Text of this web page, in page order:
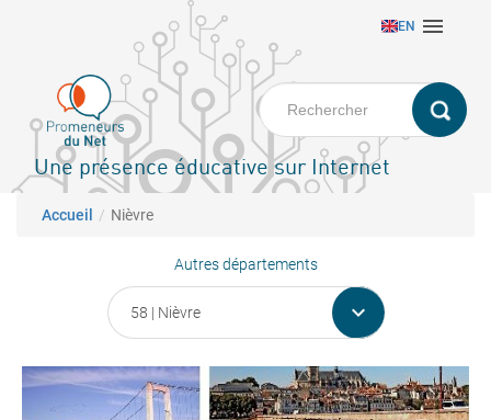
principal
EN 
Une présence éducative sur Internet
Fil d'Ariane
Accueil Nièvre
Autres départements
